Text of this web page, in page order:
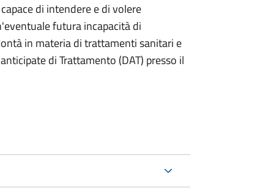
di intendere e di volere
futura incapacità di
in materia di trattamenti sanitari e
di Trattamento (DAT) presso il